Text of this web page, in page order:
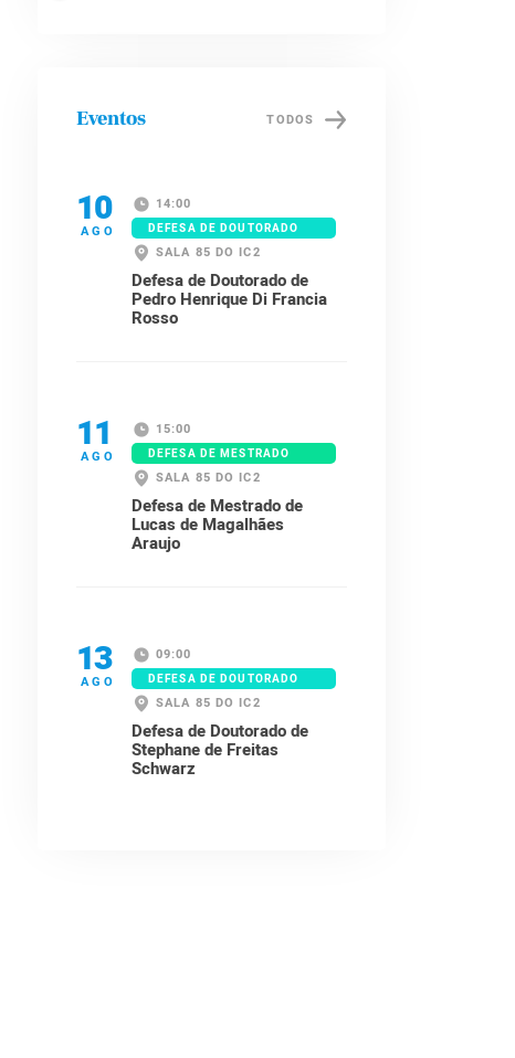
Eventos TODOS
10
AGO
14:00
DEFESA DE DOUTORADO
SALA 85 DO IC2
Defesa de Doutorado de
Pedro Henrique Di Francia
Rosso
11
AGO
15:00
DEFESA DE MESTRADO
SALA 85 DO IC2
Defesa de Mestrado de
Lucas de Magalhães
Araujo
13
AGO
09:00
DEFESA DE DOUTORADO
SALA 85 DO IC2
Defesa de Doutorado de
Stephane de Freitas
Schwarz